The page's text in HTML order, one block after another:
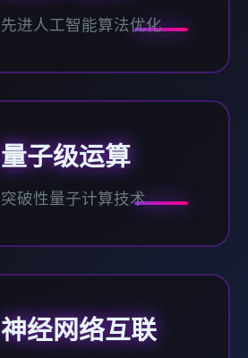
先进人工智能算法优化
量子级运算
突破性量子计算技术
神经网络互联